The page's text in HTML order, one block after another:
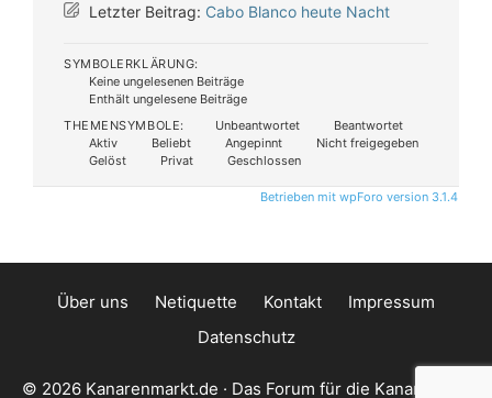
Letzter Beitrag: Cabo Blanco heute Nacht
SYMBOLERKLÄRUNG:
Keine ungelesenen Beiträge
Enthält ungelesene Beiträge
THEMENSYMBOLE:
Unbeantwortet
Beantwortet
Aktiv
Beliebt Angepinnt
Nicht freigegeben
Gelöst
Privat Geschlossen
Betrieben mit wpForo version 3.1.4
Über uns Netiquette Kontakt
Impressum
Datenschutz
© 2026 Kanarenmarkt.de · Das Forum für die Kanarischen